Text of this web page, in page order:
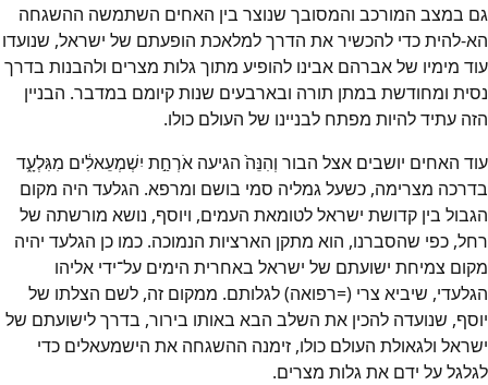
גם במצב המורכב והמסובך שנוצר בין האחים השתמשה ההשגחה
הא-להית כדי להכשיר את הדרך למלאכת הופעתם של ישראל, שנועדו
עוד מימיו של אברהם אבינו להופיע מתוך גלות מצרים ולהבנות בדרך
נסית ומחודשת במתן תורה ובארבעים שנות קיומם במדבר. הבניין
הזה עתיד להיות מפתח לבניינו של העולם כולו.
עוד האחים יושבים אצל הבור וְהִנֵּה֙ הגיעה אֹרְחַ֣ת יִשְׁמְעֵאלִ֔ים מִגִּלְעָ֑ד
בדרכה מצרימה, כשעל גמליה סמי בושם ומרפא. הגלעד היה מקום
הגבול בין קדושת ישראל לטומאת העמים, ויוסף, נושא מורשתה של
רחל, כפי שהסברנו, הוא מתקן הארציות הנמוכה. כמו כן הגלעד יהיה
מקום צמיחת ישועתם של ישראל באחרית הימים על־ידי אליהו
הגלעדי, שיביא צרי (=רפואה) לגלותם. ממקום זה, לשם הצלתו של
יוסף, שנועדה להכין את השלב הבא באותו בירור, בדרך לישועתם של
ישראל ולגאולת העולם כולו, זימנה ההשגחה את הישמעאלים כדי
לגלגל על ידם את גלות מצרים.